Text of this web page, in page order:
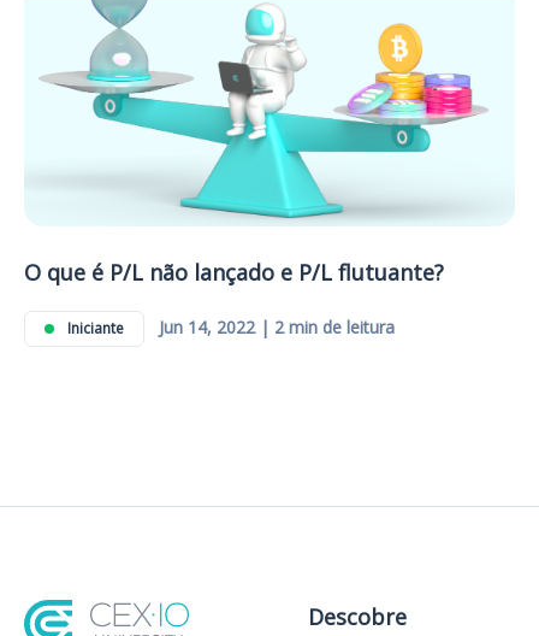
O que é P/L não lançado e P/L flutuante?
Iniciante Jun 14, 2022 | 2 min de leitura
Descobre